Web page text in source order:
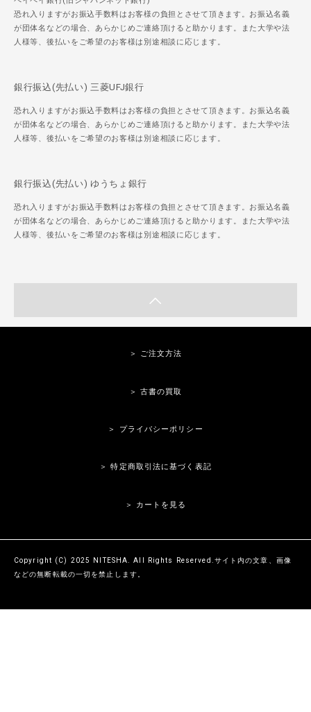
恐れ入りますがお振込手数料はお客様の負担とさせて頂きます。お振込名義
が団体名などの場合、あらかじめご連絡頂けると助かります。また大学や法
人様等、後払いをご希望のお客様は別途相談に応じます。
銀行振込(先払い) 三菱UFJ銀行
恐れ入りますがお振込手数料はお客様の負担とさせて頂きます。お振込名義
が団体名などの場合、あらかじめご連絡頂けると助かります。また大学や法
人様等、後払いをご希望のお客様は別途相談に応じます。
銀行振込(先払い) ゆうちょ銀行
恐れ入りますがお振込手数料はお客様の負担とさせて頂きます。お振込名義
が団体名などの場合、あらかじめご連絡頂けると助かります。また大学や法
人様等、後払いをご希望のお客様は別途相談に応じます。
＞ ご注文方法
＞ 古書の買取
＞ プライバシーポリシー
＞ 特定商取引法に基づく表記
＞ カートを見る
Copyright (C) 2025 NITESHA. All Rights Reserved.サイト内の文章、画像
などの無断転載の一切を禁止します。